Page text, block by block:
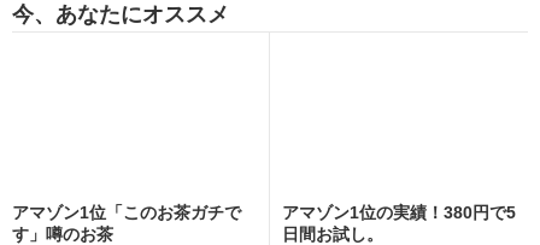
今、あなたにオススメ
アマゾン1位「このお茶ガチで
す」噂のお茶
アマゾン1位の実績！380円で5
日間お試し。